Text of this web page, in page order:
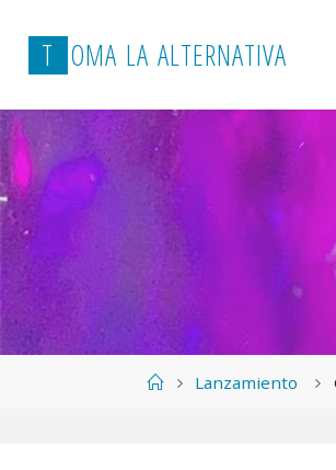
T OMA LA ALTERNATIVA
PáginaLanzamiento